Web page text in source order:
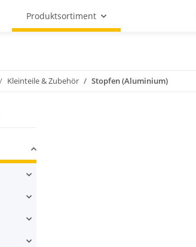
Produktsortiment
Kleinteile & Zubehör Stopfen (Aluminium)